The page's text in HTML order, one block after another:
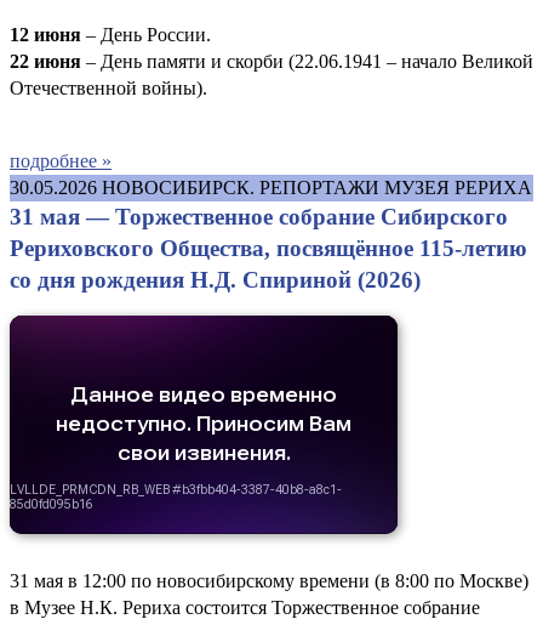
12 июня – День России.
22 июня – День памяти и скорби (22.06.1941 – начало Великой
Отечественной войны).
подробнее »
30.05.2026 НОВОСИБИРСК. РЕПОРТАЖИ МУЗЕЯ РЕРИХА
31 мая — Торжественное собрание Сибирского
Рериховского Общества, посвящённое 115-летию
со дня рождения Н.Д. Спириной (2026)
31 мая в 12:00 по новосибирскому времени (в 8:00 по Москве)
в Музее Н.К. Рериха состоится Торжественное собрание